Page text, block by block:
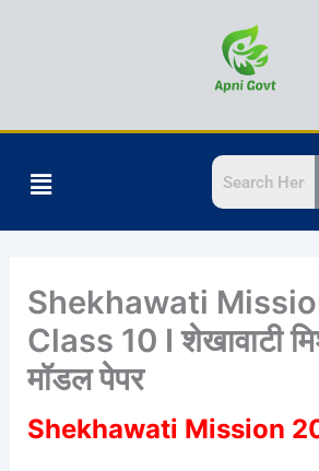
Menu
Shekhawati
Class 10 I शेखावाटी
मॉडल पेपर
Shekhawati Mission